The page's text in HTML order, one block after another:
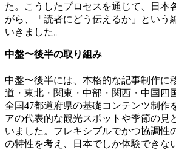
た。こうしたプロセスを通じて、日本
がら、「読者にどう伝えるか」という
いきました。
中盤〜後半の取り組み
中盤〜後半には、 本格的な記事制作に
道・東北・関東・中部・関西・中国四
全国47都道府県の基礎コンテンツ制作
アの代表的な観光スポットや季節の見
いました。フレキシブルでかつ協調性
の特性を考え、日本でしか体験できな